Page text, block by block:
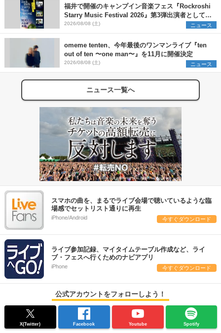
福井で開催のキャンプイン音楽フェス『Rockroshi
Starry Music Festival 2026』第3弾出演者として
SCOOBIE DO、かりゆし58、Reiを発表
2026/08/08 (土) ニュース
omeme tenten、今年最後のワンマンライブ『ten
out of ten 〜one man〜』を11月に開催決定
2026/08/08 (土) ニュース
ニュース一覧へ
スマホの曲を、まるでライブ会場で聴いているような臨
場感でセットリスト通りに再生
iPhone/Android 今すぐダウンロード
ライブ参加記録、マイタイムテーブル作成など、ライ
ブ・フェスへ行くためのナビアプリ
iPhone 今すぐダウンロード
公式アカウントをフォローしよう！
X(Twitter) Facebook Youtube Spotify